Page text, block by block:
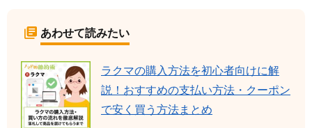
あわせて読みたい
ラクマの購入方法を初心者向けに解
説！おすすめの支払い方法・クーポン
で安く買う方法まとめ